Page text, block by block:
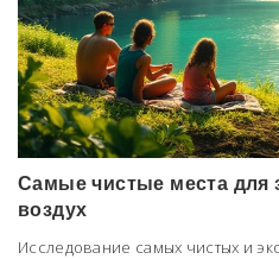
Самые чистые места для
воздух
Исследование самых чистых и